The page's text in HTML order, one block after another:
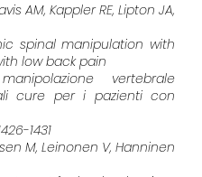
AM, Kappler RE, Lipton JA,
spinal manipulation with
low back pain
vertebrale
cure per i pazienti con
1431
M, Leinonen V, Hanninen